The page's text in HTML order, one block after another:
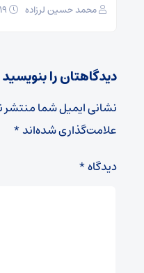
محمد حسین لرزاده
دیدگاهتان را بنویسید
نشانی ایمیل شما
علامت‌گذاری شده‌اند*
دیدگاه*